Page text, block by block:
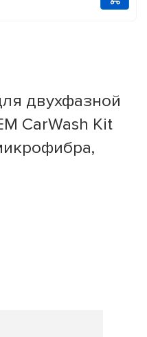
двухфазной
CarWash Kit